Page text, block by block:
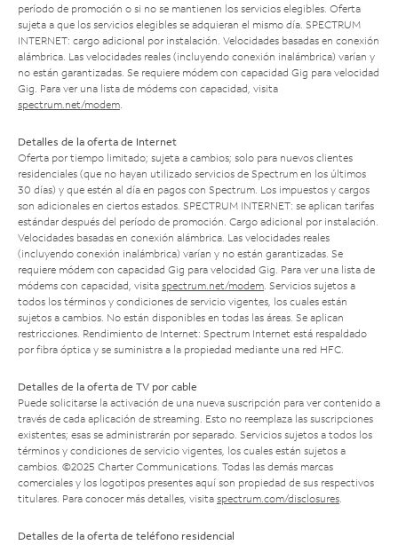
período de promoción o si no se mantienen los servicios elegibles. Oferta
sujeta a que los servicios elegibles se adquieran el mismo día. SPECTRUM
INTERNET: cargo adicional por instalación. Velocidades basadas en conexión
alámbrica. Las velocidades reales (incluyendo conexión inalámbrica) varían y
no están garantizadas. Se requiere módem con capacidad Gig para velocidad
Gig. Para ver una lista de módems con capacidad, visita
spectrum.net/modem
Detalles de la oferta de Internet
Oferta por tiempo limitado; sujeta a cambios; solo para nuevos clientes
residenciales (que no hayan utilizado servicios de Spectrum en los últimos
30 días) y que estén al día en pagos con Spectrum. Los impuestos y cargos
son adicionales en ciertos estados. SPECTRUM INTERNET: se aplican tarifas
estándar después del período de promoción. Cargo adicional por instalación.
Velocidades basadas en conexión alámbrica. Las velocidades reales
(incluyendo conexión inalámbrica) varían y no están garantizadas. Se
requiere módem con capacidad Gig para velocidad Gig. Para ver una lista de
módems con capacidad, visita spectrum.net/modem . Servicios sujetos a
todos los términos y condiciones de servicio vigentes, los cuales están
sujetos a cambios. No están disponibles en todas las áreas. Se aplican
restricciones. Rendimiento de Internet: Spectrum Internet está respaldado
por fibra óptica y se suministra a la propiedad mediante una red HFC.
Detalles de la oferta de TV por cable
Puede solicitarse la activación de una nueva suscripción para ver contenido a
través de cada aplicación de streaming. Esto no reemplaza las suscripciones
existentes; esas se administrarán por separado. Servicios sujetos a todos los
términos y condiciones de servicio vigentes, los cuales están sujetos a
cambios. ©2025 Charter Communications. Todas las demás marcas
comerciales y los logotipos presentes aquí son propiedad de sus respectivos
titulares. Para conocer más detalles, visita spectrum.com/disclosures
Detalles de la oferta de teléfono residencial